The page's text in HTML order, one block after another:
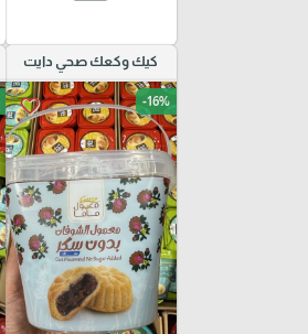
كيك وكعك صحي دايت
favorite_border -16%